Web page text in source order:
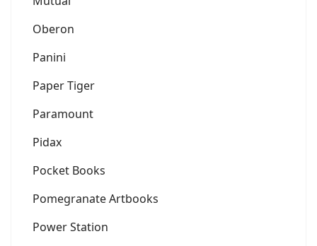
Oberon
Panini
Paper Tiger
Paramount
Pidax
Pocket Books
Pomegranate Artbooks
Power Station